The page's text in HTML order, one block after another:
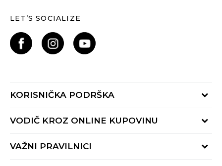
LET’S SOCIALIZE
KORISNIČKA PODRŠKA
Provjeri status porudžbine
Radno vrijeme 9-16h
VODIČ KROZ ONLINE KUPOVINU
Načini isporuke
VAŽNI PRAVILNICI